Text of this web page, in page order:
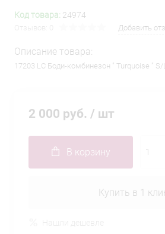
Код товара: 24974
Добавить
Описание товара:
17203 LC Боди-комбинезон " Turquoise "
2 000 руб. / шт
В корзину
Купить в 1